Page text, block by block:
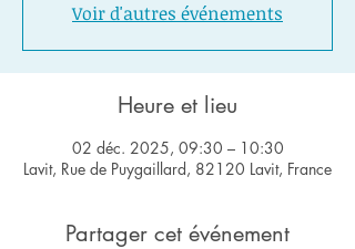
Voir d'autres événements
Heure et lieu
02 déc. 2025, 09:30 – 10:30
Lavit, Rue de Puygaillard, 82120 Lavit, France
Partager cet événement